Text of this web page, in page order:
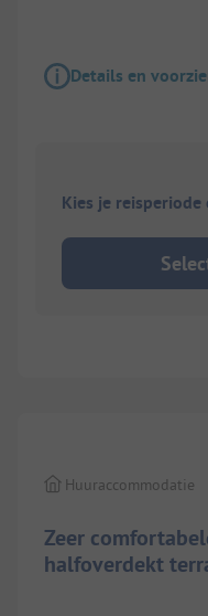
Details en
Kies je
Zeer
halfoverdekt
Huuraccommodatie